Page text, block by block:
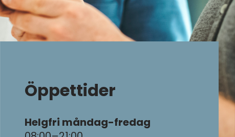
Öppettider
Helgfri måndag-fredag